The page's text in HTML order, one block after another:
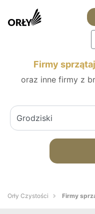
Firmy
oraz inne firmy z
Orły Czystości Firmy